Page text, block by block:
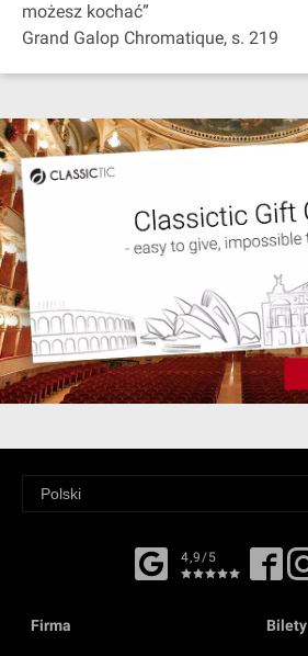
możesz kochać”
Grand Galop Chromatique, s. 219
4,9/5
Firma Bilety